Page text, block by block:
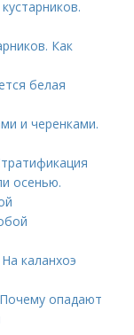
Как
белая
и черенками.
осенью.
каланхоэ
опадают